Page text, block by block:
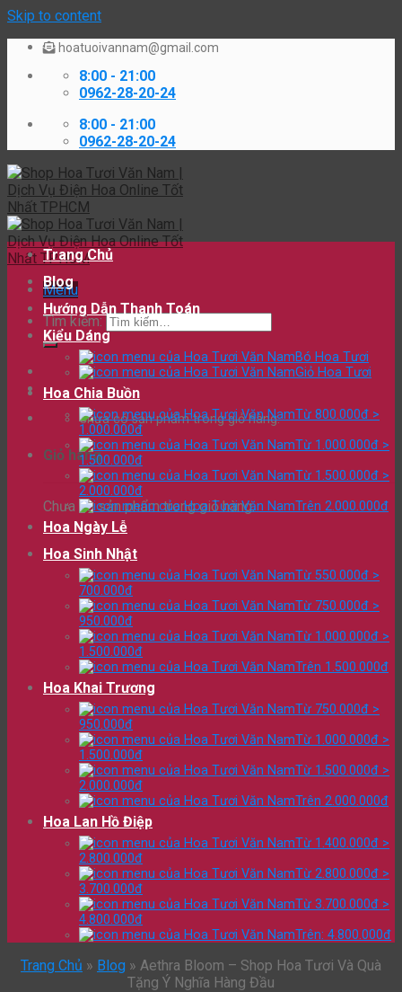
Skip to content
hoatuoivannam@gmail.com
8:00 - 21:00
0962-28-20-24
8:00 - 21:00
0962-28-20-24
Menu
Tìm kiếm:
Chưa có sản phẩm trong giỏ hàng.
Giỏ hàng
Chưa có sản phẩm trong giỏ hàng.
Trang Chủ
Blog
Hướng Dẫn Thanh Toán
Kiểu Dáng
Bó Hoa Tươi
Giỏ Hoa Tươi
Hoa Chia Buồn
Từ 800.000đ >
1.000.000đ
Từ 1.000.000đ >
1.500.000đ
Từ 1.500.000đ >
2.000.000đ
Trên 2.000.000đ
Hoa Ngày Lễ
Hoa Sinh Nhật
Từ 550.000đ >
700.000đ
Từ 750.000đ >
950.000đ
Từ 1.000.000đ >
1.500.000đ
Trên 1.500.000đ
Hoa Khai Trương
Từ 750.000đ >
950.000đ
Từ 1.000.000đ >
1.500.000đ
Từ 1.500.000đ >
2.000.000đ
Trên 2.000.000đ
Hoa Lan Hồ Điệp
Từ 1.400.000đ >
2.800.000đ
Từ 2.800.000đ >
3.700.000đ
Từ 3.700.000đ >
4.800.000đ
Trên: 4.800.000đ
Trang Chủ » Blog » Aethra Bloom – Shop Hoa Tươi Và Quà
Tặng Ý Nghĩa Hàng Đầu